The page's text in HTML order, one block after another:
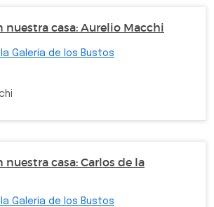
nuestra casa: Aurelio Macchi
Galería de los Bustos
nuestra casa: Carlos de la
Galería de los Bustos